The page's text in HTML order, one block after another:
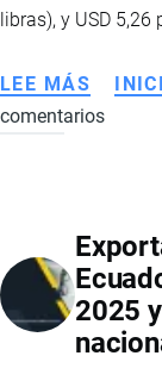
libras), y USD
LEE MÁS SOBRE
MAGAP
EL
DE
comentarios
2025